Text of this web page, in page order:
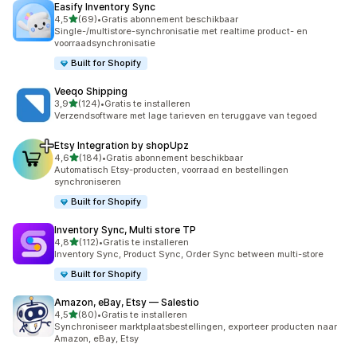
Easify Inventory Sync
4,5van 5 sterren
(69)
69 recensies in totaal
•Gratis abonnement beschikbaar
Single-/multistore-synchronisatie met realtime product- en
voorraadsynchronisatie
Built for Shopify
Veeqo Shipping
3,9van 5 sterren
(124)
124 recensies in totaal
•Gratis te installeren
Verzendsoftware met lage tarieven en teruggave van tegoed
Etsy Integration by shopUpz
4,6van 5 sterren
(184)
184 recensies in totaal
•Gratis abonnement beschikbaar
Automatisch Etsy-producten, voorraad en bestellingen
synchroniseren
Built for Shopify
Inventory Sync, Multi store TP
4,8van 5 sterren
(112)
112 recensies in totaal
•Gratis te installeren
Inventory Sync, Product Sync, Order Sync between multi-store
Built for Shopify
Amazon, eBay, Etsy — Salestio
4,5van 5 sterren
(80)
80 recensies in totaal
•Gratis te installeren
Synchroniseer marktplaatsbestellingen, exporteer producten naar
Amazon, eBay, Etsy